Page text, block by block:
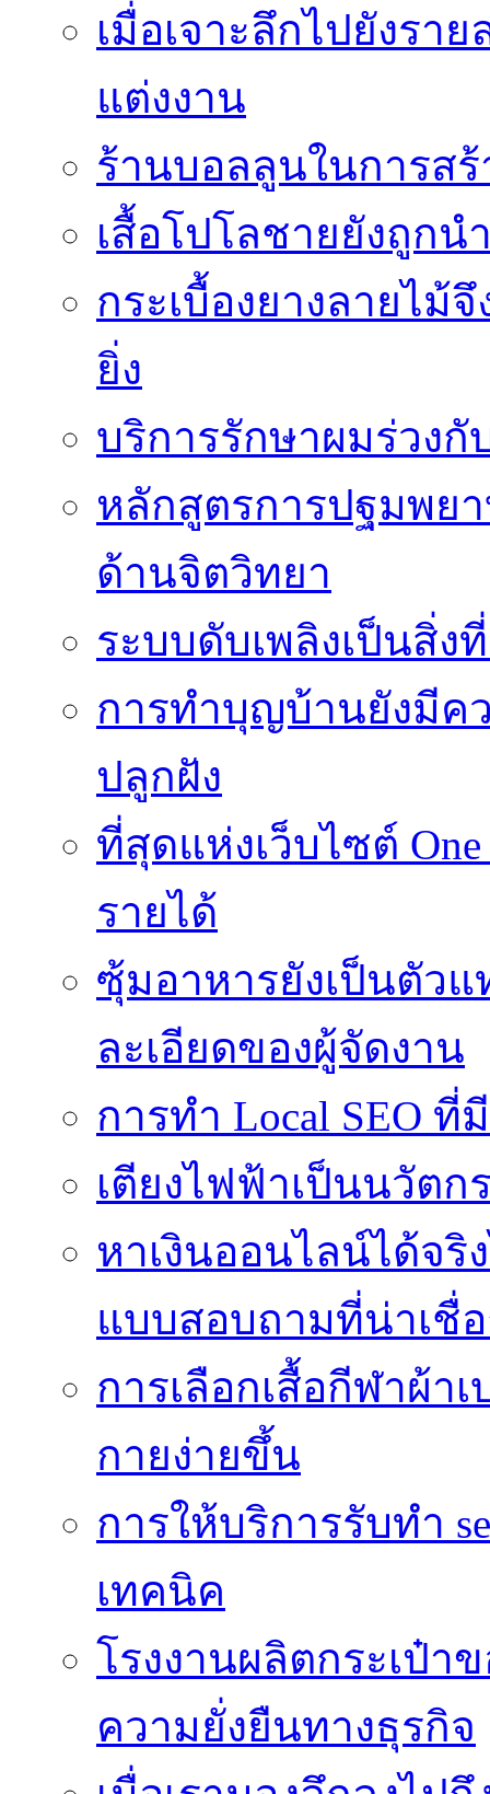
เมื่อเจาะลึกไปยังรา
แต่งงาน
ร้านบอลลูนในการสร้
เสื้อโปโลชายยังถูก
กระเบื้องยางลายไม้
ยิ่ง
บริการรักษาผมร่วง
หลักสูตรการปฐมพย
ด้านจิตวิทยา
ระบบดับเพลิงเป็นสิ่ง
การทำบุญบ้านยังมีค
ปลูกฝัง
ที่สุดแห่งเว็บไซต์ One
รายได้
ซุ้มอาหารยังเป็นตัว
ละเอียดของผู้จัดงาน
การทำ Local SEO
เตียงไฟฟ้าเป็นนวัต
หาเงินออนไลน์ได้จริ
แบบสอบถามที่น่าเชื่
การเลือกเสื้อกีฬาผ้า
กายง่ายขึ้น
การให้บริการรับทำ
เทคนิค
โรงงานผลิตกระเป๋า
ความยั่งยืนทางธุรกิจ